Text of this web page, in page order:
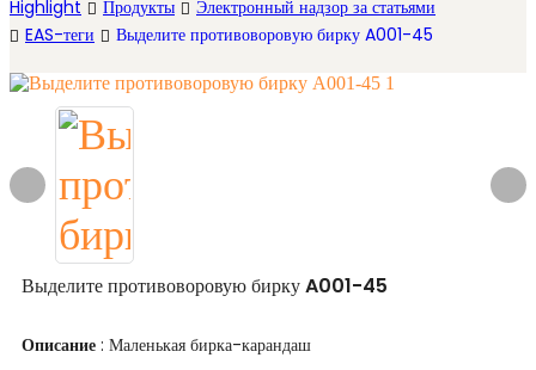
Highlight Продукты
Электронный надзор за статьями
EAS-теги
Выделите противоворовую бирку A001-45
Выделите противоворовую бирку A001-45
Описание : Маленькая бирка-карандаш